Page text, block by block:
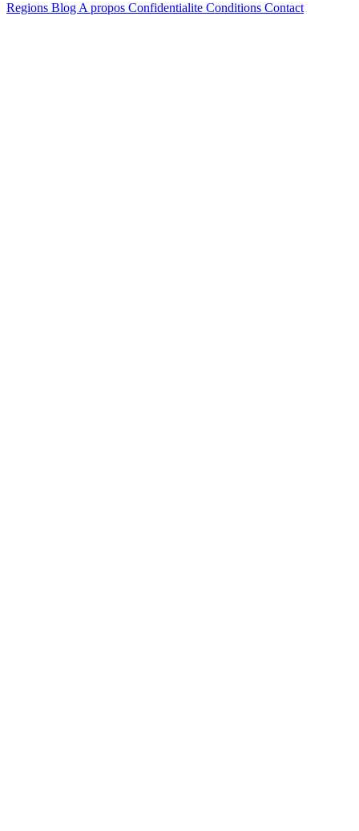
Regions Blog A propos Confidentialite Conditions Contact